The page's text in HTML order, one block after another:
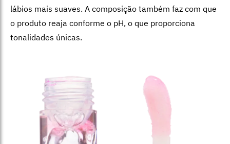
lábios mais suaves. A composição também faz com que
o produto reaja conforme o pH, o que proporciona
tonalidades únicas.